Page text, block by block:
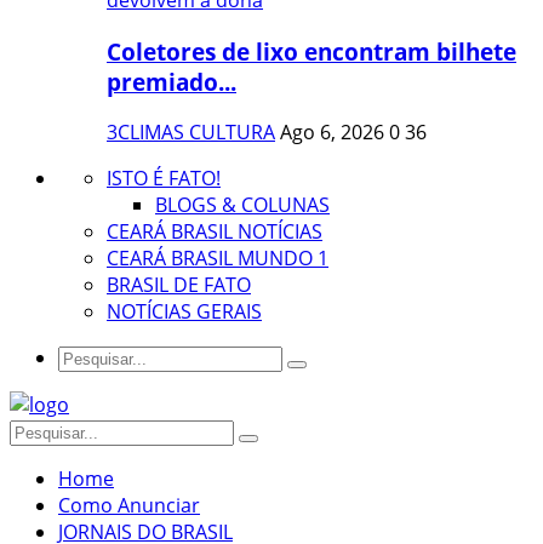
Coletores de lixo encontram bilhete
premiado...
3CLIMAS CULTURAAgo 6, 2026036
ISTO É FATO!
BLOGS & COLUNAS
CEARÁ BRASIL NOTÍCIAS
CEARÁ BRASIL MUNDO 1
BRASIL DE FATO
NOTÍCIAS GERAIS
Home
Como Anunciar
JORNAIS DO BRASIL